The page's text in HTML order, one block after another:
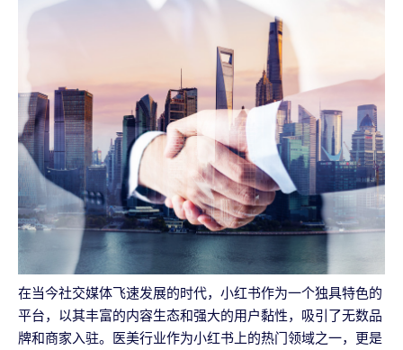
在当今社交媒体飞速发展的时代，小红书作为一个独具特色的
平台，以其丰富的内容生态和强大的用户黏性，吸引了无数品
牌和商家入驻。医美行业作为小红书上的热门领域之一，更是